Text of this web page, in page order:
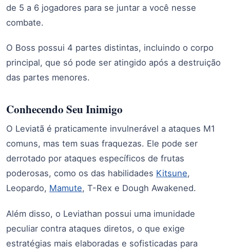
de 5 a 6 jogadores para se juntar a você nesse
combate.
O Boss possui 4 partes distintas, incluindo o corpo
principal, que só pode ser atingido após a destruição
das partes menores.
Conhecendo Seu Inimigo
O Leviatã é praticamente invulnerável a ataques M1
comuns, mas tem suas fraquezas. Ele pode ser
derrotado por ataques específicos de frutas
poderosas, como os das habilidades Kitsune,
Leopardo, Mamute, T-Rex e Dough Awakened.
Além disso, o Leviathan possui uma imunidade
peculiar contra ataques diretos, o que exige
estratégias mais elaboradas e sofisticadas para